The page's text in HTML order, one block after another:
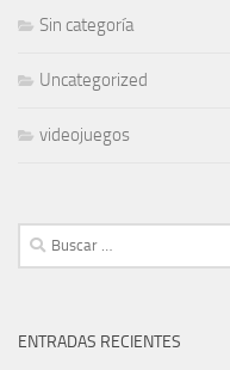
Sin categoría
Uncategorized
videojuegos
Buscar:
ENTRADAS RECIENTES